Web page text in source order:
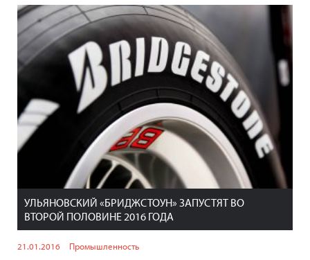
УЛЬЯНОВСКИЙ «БРИДЖСТОУН» ЗАПУСТЯТ ВО
ВТОРОЙ ПОЛОВИНЕ 2016 ГОДА
21.01.2016 Промышленность